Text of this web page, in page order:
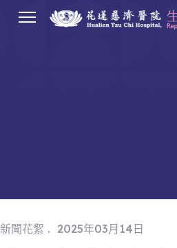
新聞花絮 2025年03月14日